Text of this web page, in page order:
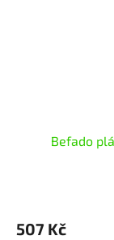
Befado
507 Kč